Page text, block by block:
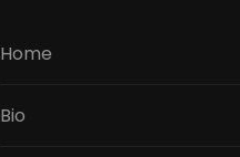
Home
Bio